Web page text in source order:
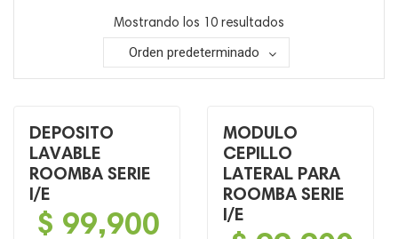
Mostrando los 10 resultados
Orden predeterminado
DEPOSITO
LAVABLE
ROOMBA SERIE
I/E
$ 99,900
MODULO
CEPILLO
LATERAL PARA
ROOMBA SERIE
I/E